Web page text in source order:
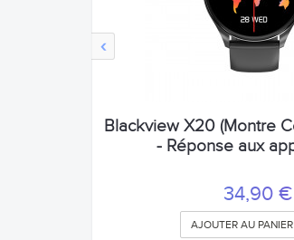
‹
Blackview X20 (Montre
- Réponse aux
34,90 €
AJOUTER AU PANIER